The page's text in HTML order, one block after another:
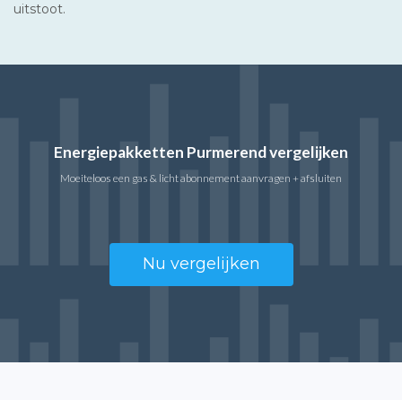
uitstoot.
Energiepakketten Purmerend vergelijken
Moeiteloos een gas & licht abonnement aanvragen + afsluiten
Nu vergelijken